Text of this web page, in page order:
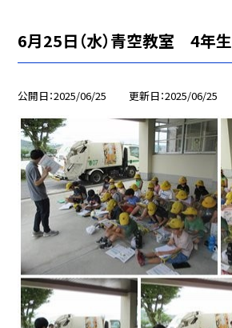
6月25日（水）青空教室 4年生
公開日 2025/06/25 更新日 2025/06/25